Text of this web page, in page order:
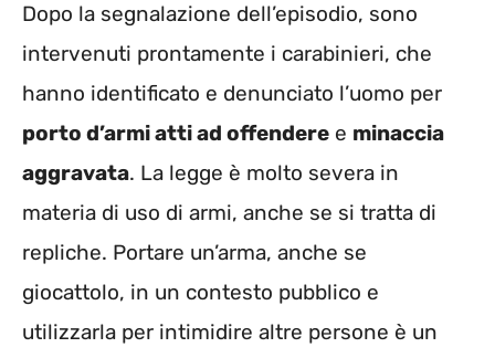
Dopo la segnalazione dell’episodio, sono
intervenuti prontamente i carabinieri, che
hanno identificato e denunciato l’uomo per
porto d’armi atti ad offendere e minaccia
aggravata. La legge è molto severa in
materia di uso di armi, anche se si tratta di
repliche. Portare un’arma, anche se
giocattolo, in un contesto pubblico e
utilizzarla per intimidire altre persone è un